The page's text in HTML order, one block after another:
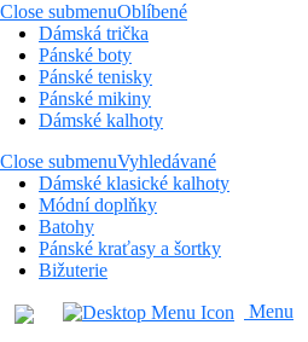
Close submenuOblíbené
Dámská trička
Pánské boty
Pánské tenisky
Pánské mikiny
Dámské kalhoty
Close submenuVyhledávané
Dámské klasické kalhoty
Módní doplňky
Batohy
Pánské kraťasy a šortky
Bižuterie
Menu